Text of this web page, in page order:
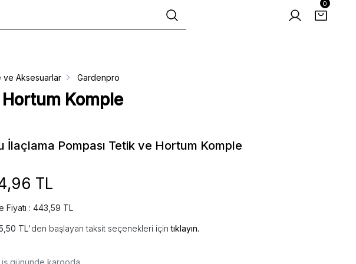
0
Komple
ve Aksesuarlar Gardenpro
İlaçlama Pompası Tetik ve Hortum Komple
TL
Fiyatı : 443,59 TL
TL'den başlayan taksit seçenekleri içintıklayın.